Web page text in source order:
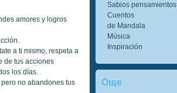
Sabios pensamientos
Cuentos
de Mandala
Música
Inspiración
Още
amores y logros
a ti mismo, respeta a
de tus acciones
los días.
no abandones tus